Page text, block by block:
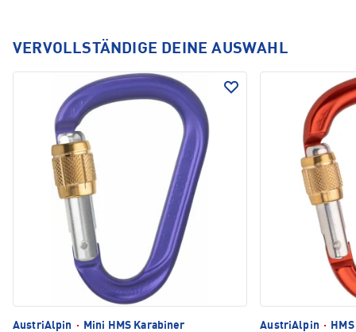
VERVOLLSTÄNDIGE DEINE AUSWAHL
AustriAlpin ·
Mini HMS Karabiner
AustriAlpin ·